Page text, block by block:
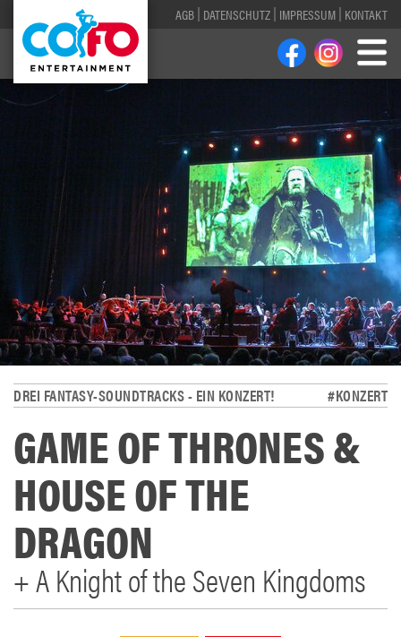
AGB DATENSCHUTZ IMPRESSUM KONTAKT
DREI FANTASY-SOUNDTRACKS - EIN KONZERT! #KONZERT
GAME OF THRONES &
HOUSE OF THE
DRAGON
+ A Knight of the Seven Kingdoms